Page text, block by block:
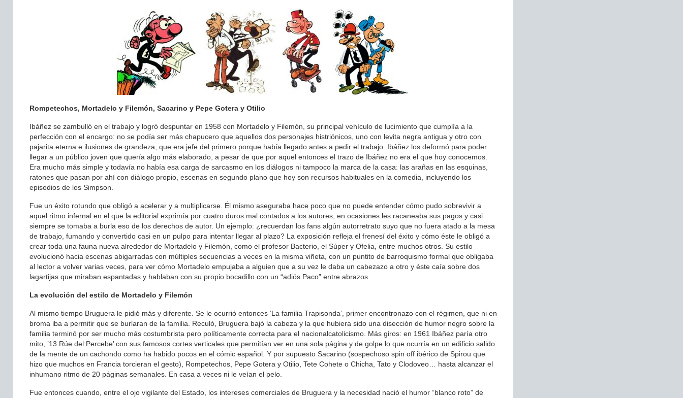
Rompetechos, Mortadelo y Filemón, Sacarino y Pepe Gotera y Otilio
Ibáñez se zambulló en el trabajo y logró despuntar en 1958 con Mortadelo y Filemón, su principal vehículo de lucimiento que cumplía a la
perfección con el encargo: no se podía ser más chapucero que aquellos dos personajes histriónicos, uno con levita negra antigua y otro con
pajarita eterna e ilusiones de grandeza, que era jefe del primero porque había llegado antes a pedir el trabajo. Ibáñez los deformó para poder
llegar a un público joven que quería algo más elaborado, a pesar de que por aquel entonces el trazo de Ibáñez no era el que hoy conocemos.
Era mucho más simple y todavía no había esa carga de sarcasmo en los diálogos ni tampoco la marca de la casa: las arañas en las esquinas,
ratones que pasan por ahí con diálogo propio, escenas en segundo plano que hoy son recursos habituales en la comedia, incluyendo los
episodios de los Simpson.
Fue un éxito rotundo que obligó a acelerar y a multiplicarse. Él mismo aseguraba hace poco que no puede entender cómo pudo sobrevivir a
aquel ritmo infernal en el que la editorial exprimía por cuatro duros mal contados a los autores, en ocasiones les racaneaba sus pagos y casi
siempre se tomaba a burla eso de los derechos de autor. Un ejemplo: ¿recuerdan los fans algún autorretrato suyo que no fuera atado a la mesa
de trabajo, fumando y convertido casi en un pulpo para intentar llegar al plazo? La exposición refleja el frenesí del éxito y cómo éste le obligó a
crear toda una fauna nueva alrededor de Mortadelo y Filemón, como el profesor Bacterio, el Súper y Ofelia, entre muchos otros. Su estilo
evolucionó hacia escenas abigarradas con múltiples secuencias a veces en la misma viñeta, con un puntito de barroquismo formal que obligaba
al lector a volver varias veces, para ver cómo Mortadelo empujaba a alguien que a su vez le daba un cabezazo a otro y éste caía sobre dos
lagartijas que miraban espantadas y hablaban con su propio bocadillo con un “adiós Paco” entre abrazos.
La evolución del estilo de Mortadelo y Filemón
Al mismo tiempo Bruguera le pidió más y diferente. Se le ocurrió entonces ‘La familia Trapisonda’, primer encontronazo con el régimen, que ni en
broma iba a permitir que se burlaran de la familia. Reculó, Bruguera bajó la cabeza y la que hubiera sido una disección de humor negro sobre la
familia terminó por ser mucho más costumbrista pero políticamente correcta para el nacionalcatolicismo. Más giros: en 1961 Ibáñez paría otro
mito, ’13 Rúe del Percebe’ con sus famosos cortes verticales que permitían ver en una sola página y de golpe lo que ocurría en un edificio salido
de la mente de un cachondo como ha habido pocos en el cómic español. Y por supuesto Sacarino (sospechoso spin off ibérico de Spirou que
hizo que muchos en Francia torcieran el gesto), Rompetechos, Pepe Gotera y Otilio, Tete Cohete o Chicha, Tato y Clodoveo… hasta alcanzar el
inhumano ritmo de 20 páginas semanales. En casa a veces ni le veían el pelo.
Fue entonces cuando, entre el ojo vigilante del Estado, los intereses comerciales de Bruguera y la necesidad nació el humor “blanco roto” de